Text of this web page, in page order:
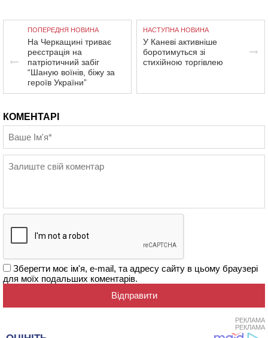
ПОПЕРЕДНЯ НОВИНА
На Черкащині триває
реєстрація на
патріотичний забіг
“Шаную воїнів, біжу за
героїв України”
НАСТУПНА НОВИНА
У Каневі активніше
боротимуться зі
стихійною торгівлею
КОМЕНТАРІ
Зберегти моє ім'я, e-mail, та адресу сайту в цьому браузері
для моїх подальших коментарів.
РЕКЛАМА
РЕКЛАМА